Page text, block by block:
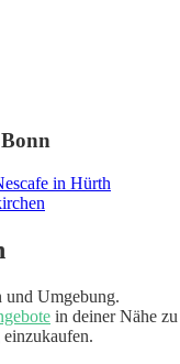
in Hürth
und Umgebung.
in deiner Nähe zu